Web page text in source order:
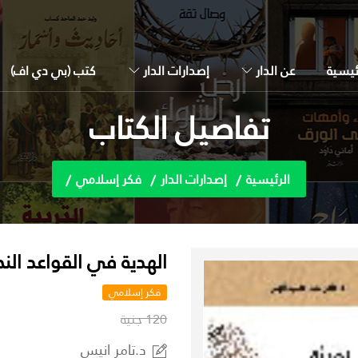
عن الدار إصدارات الدار كتب (بي دي اف)
تفاصيل الكتاب
الرئيسية إصدارات الدار فكر إسلامي
الهدية في القواعد
فكر إسلامي
120 جنية
د.تامر انيس